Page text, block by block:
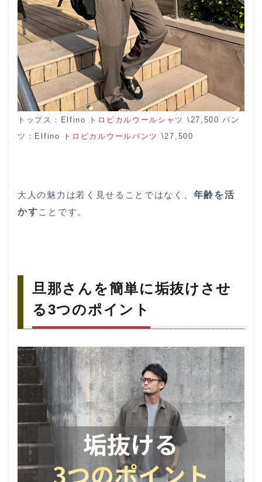
トップス：Elfino トロピカルウールシャツ \27,500 パン
ツ：Elfino
トロピカルウールパンツ \27,500
大人の魅力は若く見せることではなく、 年齢を活
かすことです。
旦那さんを簡単に垢抜けさせ
る3つのポイント